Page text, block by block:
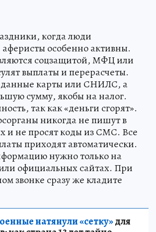
когда люди
особенно активны.
соцзащитой, МФЦ или
выплаты и перерасчеты.
данные карты или СНИЛС, а
сумму, якобы на налог.
так как «деньги сгорят».
никогда не пишут в
и не просят коды из СМС. Все
приходят автоматически.
нужно только на
или официальных сайтах. При
звонке сразу же кладите
натянули «сетку»для